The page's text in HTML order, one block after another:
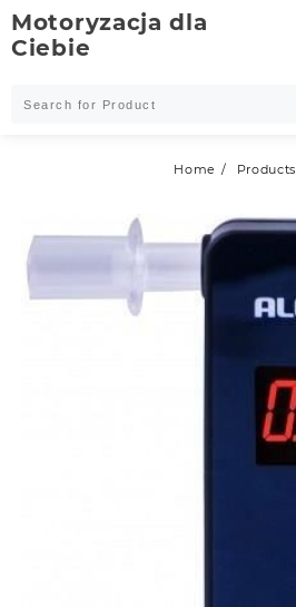
Skip
to
content
Motoryzacja dla
Ciebie
Home Products